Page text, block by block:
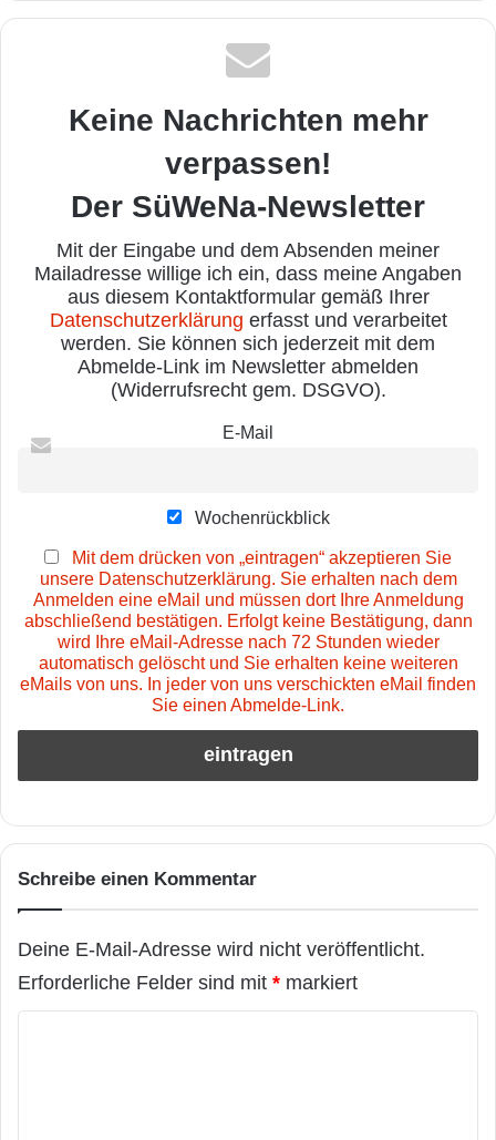
Keine Nachrichten mehr
verpassen!
Der SüWeNa-Newsletter
Mit der Eingabe und dem Absenden meiner
Mailadresse willige ich ein, dass meine Angaben
aus diesem Kontaktformular gemäß Ihrer
Datenschutzerklärung erfasst und verarbeitet
werden. Sie können sich jederzeit mit dem
Abmelde-Link im Newsletter abmelden
(Widerrufsrecht gem. DSGVO).
E-Mail
Wochenrückblick
Mit dem drücken von „eintragen“ akzeptieren Sie
unsere Datenschutzerklärung. Sie erhalten nach dem
Anmelden eine eMail und müssen dort Ihre Anmeldung
abschließend bestätigen. Erfolgt keine Bestätigung, dann
wird Ihre eMail-Adresse nach 72 Stunden wieder
automatisch gelöscht und Sie erhalten keine weiteren
eMails von uns. In jeder von uns verschickten eMail finden
Sie einen Abmelde-Link.
Schreibe einen Kommentar
Deine E-Mail-Adresse wird nicht veröffentlicht.
Erforderliche Felder sind mit * markiert